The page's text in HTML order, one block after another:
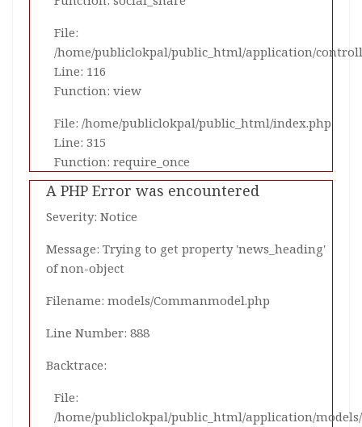
File:
/home/publiclokpal/public_html/application/
Line: 116
Function: view
File: /home/publiclokpal/public_html/index.php
Line: 315
Function: require_once
A PHP Error was encountered
Severity: Notice
Message: Trying to get property 'news_heading'
of non-object
Filename: models/Commanmodel.php
Line Number: 888
Backtrace:
File:
/home/publiclokpal/public_html/application/